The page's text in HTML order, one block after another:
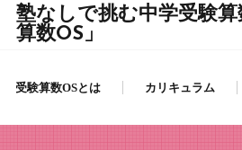
塾なしで挑む中学受験算
算数OS」
受験算数OSとは カリキュラム